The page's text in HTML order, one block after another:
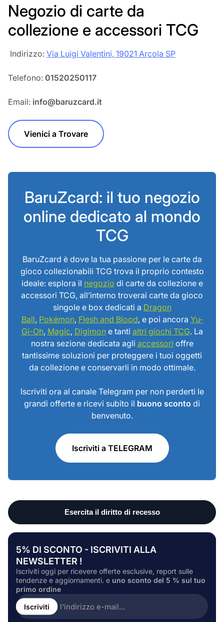
Negozio di carte da
collezione e accessori TCG
‎‎ Indirizzo: Via Luigi Valentini, 19021 Arcola SP
Telefono: 01520250117
Email: info@baruzcard.it
Vienici a Trovare
BaruZcard: il tuo negozio
online dedicato al mondo
TCG
BaruZcard è dove la tua passione per le carte da
gioco collezionabili TCG trova il proprio contesto
ideale: esplora il negozio di carte da collezione e
accessori TCG, all’interno troverai carte da gioco
singole e box dedicati a Dragon
Ball, Pokémon, Flesh and Blood, e poi ancora Yu-
Gi-Oh, Magic, Digimone tanti altri giochi TCG. La
nostra sezione dedicata agli accessori offre
tantissime soluzioni per proteggere i tuoi oggetti
da collezione e conservarli in modo ottimale.
Iscriviti ora al canale Telegram per non perderti le
grandi offerte e ricevi subito il buono sconto di
benvenuto.
Iscriviti a TELEGRAM
5% DI SCONTO - ISCRIVITI ALLA
NEWSLETTER !
Iscriviti oggi per ricevere offerte esclusive, report sulle
tendenze e aggiornamenti. e uno sconto del 5 % sul tuo
primo ordine
Inserire
l'indirizzo
e-
Iscriviti